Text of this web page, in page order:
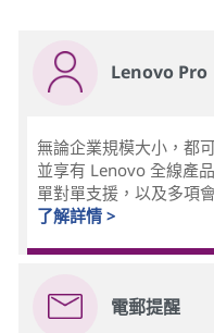
Lenovo Pro
無論企業規模大小，都
並享有 Lenovo 全線產
單對單支援，以及多項
了解詳情 >
電郵提醒